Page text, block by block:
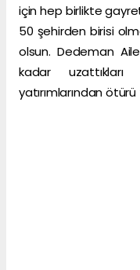
için hep birlikte
50 şehirden birisi
olsun. Dedeman
kadar
yatırımlarından